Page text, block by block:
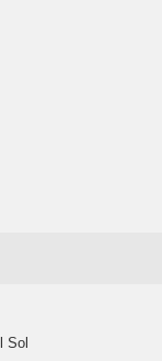
Sol